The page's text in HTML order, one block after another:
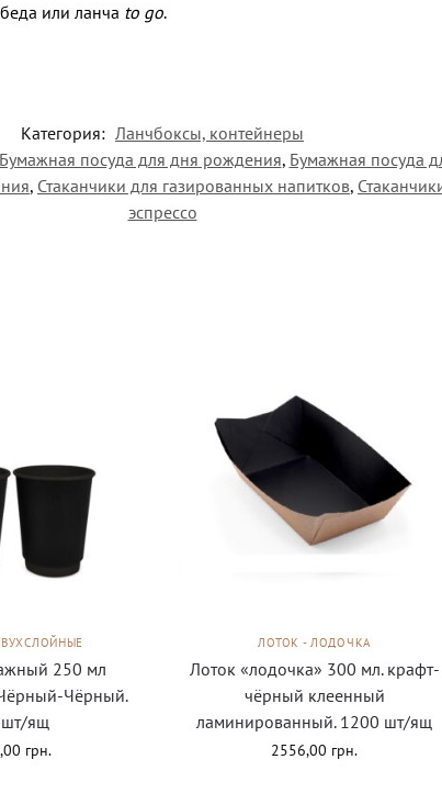
или ланча to go.
Категория: Ланчбоксы, контейнеры
Бумажная посуда для дня рождения, Бумажная посуда
, Стаканчики для газированных напитков,
эспрессо
250 мл
Чёрный.
ящ
грн.
ЛОТОК - ЛОДОЧКА
Лоток «лодочка» 300 мл. крафт-
чёрный клеенный
ламинированный. 1200 шт/ящ
2556,00 грн.